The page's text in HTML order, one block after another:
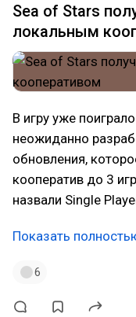
Sea of Stars
локальным
В игру уже
неожиданно
обновления,
кооператив до 3
назвали Single
Показать
6